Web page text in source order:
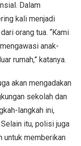
Dalam
kali menjadi
orang tua. “Kami
anak-
rumah,” katanya.
akan mengadakan
sekolah dan
langkah ini,
itu, polisi juga
untuk memberikan